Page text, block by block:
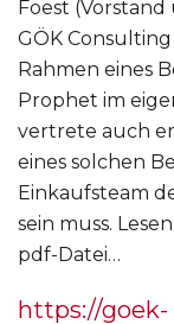
Foest
GÖK
Rahmen eines
Prophet im
vertrete auch
eines solchen
Einkaufsteam
sein muss.
pdf-Datei…
https://goek-